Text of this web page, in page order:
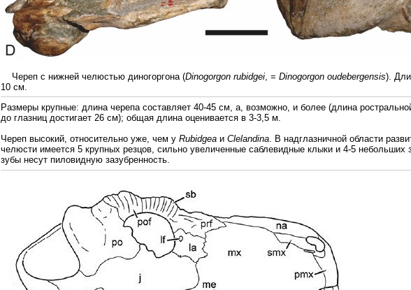
Череп с нижней челюстью диногоргона (Dinogorgon rubidgei, = Dinogorgon oudebergensis).
10 см.
Размеры крупные: длина черепа составляет 40-45 см, а, возможно, и более (длина
до глазниц достигает 26 см); общая длина оценивается в 3-3,5 м.
Череп высокий, относительно уже, чем у Rubidgeaи Clelandina. В надглазничной области
челюсти имеется 5 крупных резцов, сильно увеличенные саблевидные клыки и 4-5 небольших
зубы несут пиловидную зазубренность.